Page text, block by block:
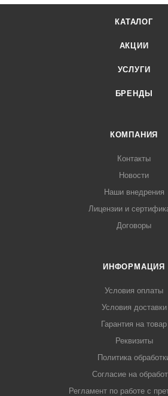
КАТАЛОГ
АКЦИИ
УСЛУГИ
БРЕНДЫ
КОМПАНИЯ
Контакты
Новости
Наши внедрения
Лицензии и
Договоры
ИНФОРМАЦИЯ
Условия оплаты
Условия доставки
Гарантия на товар
Реквизиты
Политика
Согласие на
Регламент по работе с